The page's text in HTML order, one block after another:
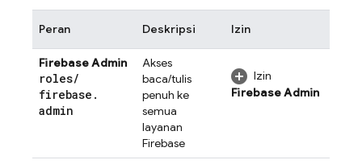
Peran Deskripsi Izin
Firebase Admin
roles/
firebase .
admin
Akses
baca/tulis
penuh ke
semua
layanan
Firebase
Izin
Firebase Admin